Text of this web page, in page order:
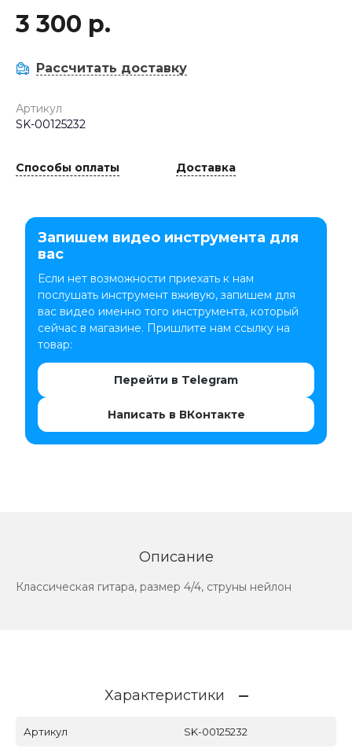
3 300 р.
Рассчитать доставку
Артикул
SK-00125232
Способы оплаты Доставка
Запишем видео инструмента для
вас
Если нет возможности приехать к нам
послушать инструмент вживую, запишем для
вас видео именно того инструмента, который
сейчас в магазине. Пришлите нам ссылку на
товар:
Перейти в Telegram
Написать в ВКонтакте
Описание
Классическая гитара, размер 4/4, струны нейлон
Характеристики
Артикул SK-00125232